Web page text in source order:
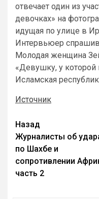
отвечает один из
девочках» на
идущая по улице в
Интервьюер
Молодая женщина
«Девушку, у которой
Исламская
Источник
Назад
Журналисты об
по Шахбе и
сопротивлении
часть 2